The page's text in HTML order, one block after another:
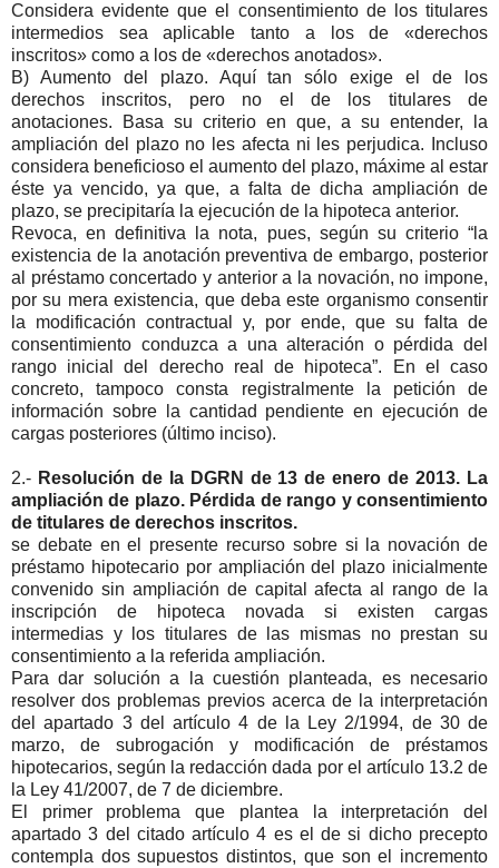
Considera evidente que el consentimiento de los titulares
intermedios sea aplicable tanto a los de «derechos
inscritos» como a los de «derechos anotados».
B) Aumento del plazo. Aquí tan sólo exige el de los
derechos inscritos, pero no el de los titulares de
anotaciones. Basa su criterio en que, a su entender, la
ampliación del plazo no les afecta ni les perjudica. Incluso
considera beneficioso el aumento del plazo, máxime al estar
éste ya vencido, ya que, a falta de dicha ampliación de
plazo, se precipitaría la ejecución de la hipoteca anterior.
Revoca, en definitiva la nota, pues, según su criterio “la
existencia de la anotación preventiva de embargo, posterior
al préstamo concertado y anterior a la novación, no impone,
por su mera existencia, que deba este organismo consentir
la modificación contractual y, por ende, que su falta de
consentimiento conduzca a una alteración o pérdida del
rango inicial del derecho real de hipoteca”. En el caso
concreto, tampoco consta registralmente la petición de
información sobre la cantidad pendiente en ejecución de
cargas posteriores (último inciso).
2.- Resolución de la DGRN de 13 de enero de 2013. La
ampliación de plazo. Pérdida de rango y consentimiento
de titulares de derechos inscritos.
se debate en el presente recurso sobre si la novación de
préstamo hipotecario por ampliación del plazo inicialmente
convenido sin ampliación de capital afecta al rango de la
inscripción de hipoteca novada si existen cargas
intermedias y los titulares de las mismas no prestan su
consentimiento a la referida ampliación.
Para dar solución a la cuestión planteada, es necesario
resolver dos problemas previos acerca de la interpretación
del apartado 3 del artículo 4 de la Ley 2/1994, de 30 de
marzo, de subrogación y modificación de préstamos
hipotecarios, según la redacción dada por el artículo 13.2 de
la Ley 41/2007, de 7 de diciembre.
El primer problema que plantea la interpretación del
apartado 3 del citado artículo 4 es el de si dicho precepto
contempla dos supuestos distintos, que son el incremento